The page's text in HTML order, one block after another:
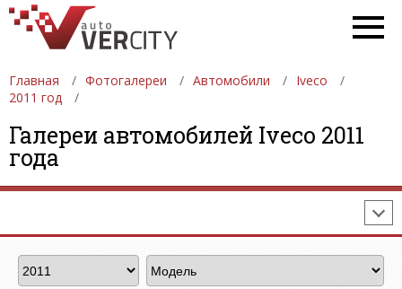
Главная Фотогалереи Автомобили
Iveco
2011 год
Галереи автомобилей Iveco 2011
года
ФОТОГАЛЕРЕИ АВТОМОБИЛИ
ДЕВУШКИ
АВТОСАЛОНЫ